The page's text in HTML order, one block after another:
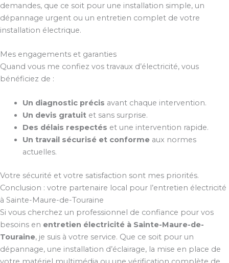
demandes, que ce soit pour une installation simple, un
dépannage urgent ou un entretien complet de votre
installation électrique.
Mes engagements et garanties
Quand vous me confiez vos travaux d’électricité, vous
bénéficiez de :
Un diagnostic précis avant chaque intervention.
Un devis gratuitet sans surprise.
Des délais respectés et une intervention rapide.
Un travail sécurisé et conformeaux normes
actuelles.
Votre sécurité et votre satisfaction sont mes priorités.
Conclusion : votre partenaire local pour l’entretien électricité
à Sainte-Maure-de-Touraine
Si vous cherchez un professionnel de confiance pour vos
besoins en entretien électricité à Sainte-Maure-de-
Touraine, je suis à votre service. Que ce soit pour un
dépannage, une installation d’éclairage, la mise en place de